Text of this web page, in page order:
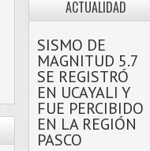
ACTUALIDAD
SISMO DE
MAGNITUD 5.7
SE REGISTRÓ
EN UCAYALI Y
FUE PERCIBIDO
EN LA REGIÓN
PASCO